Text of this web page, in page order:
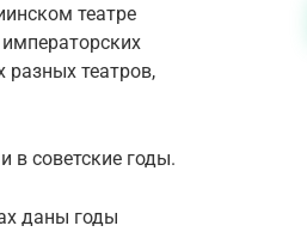
театре
разных театров,
в советские годы.
даны годы